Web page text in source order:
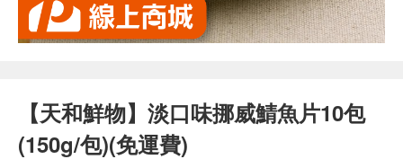
【天和鮮物】淡口味挪威鯖魚片10包
(150g/包)(免運費)